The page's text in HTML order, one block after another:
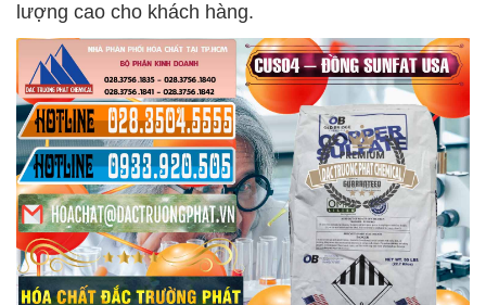
lượng cao cho khách hàng.